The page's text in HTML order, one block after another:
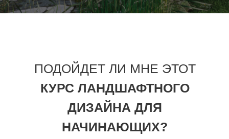
ПОДОЙДЕТ ЛИ МНЕ ЭТОТ
КУРС ЛАНДШАФТНОГО
ДИЗАЙНА ДЛЯ
НАЧИНАЮЩИХ?